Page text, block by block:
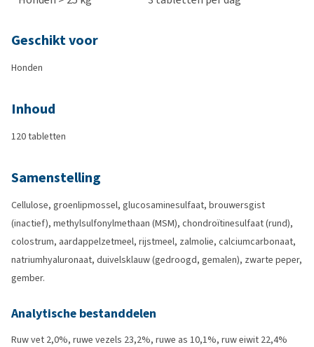
Geschikt voor
Honden
Inhoud
120 tabletten
Samenstelling
Cellulose, groenlipmossel, glucosaminesulfaat, brouwersgist
(inactief), methylsulfonylmethaan (MSM), chondroïtinesulfaat (rund),
colostrum, aardappelzetmeel, rijstmeel, zalmolie, calciumcarbonaat,
natriumhyaluronaat, duivelsklauw (gedroogd, gemalen), zwarte peper,
gember.
Analytische bestanddelen
Ruw vet 2,0%, ruwe vezels 23,2%, ruwe as 10,1%, ruw eiwit 22,4%